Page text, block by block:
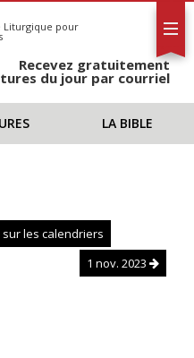
Liturgique pour
Recevez gratuitement
du jour par courriel
LA BIBLE
sur les calendriers
1 nov. 2023